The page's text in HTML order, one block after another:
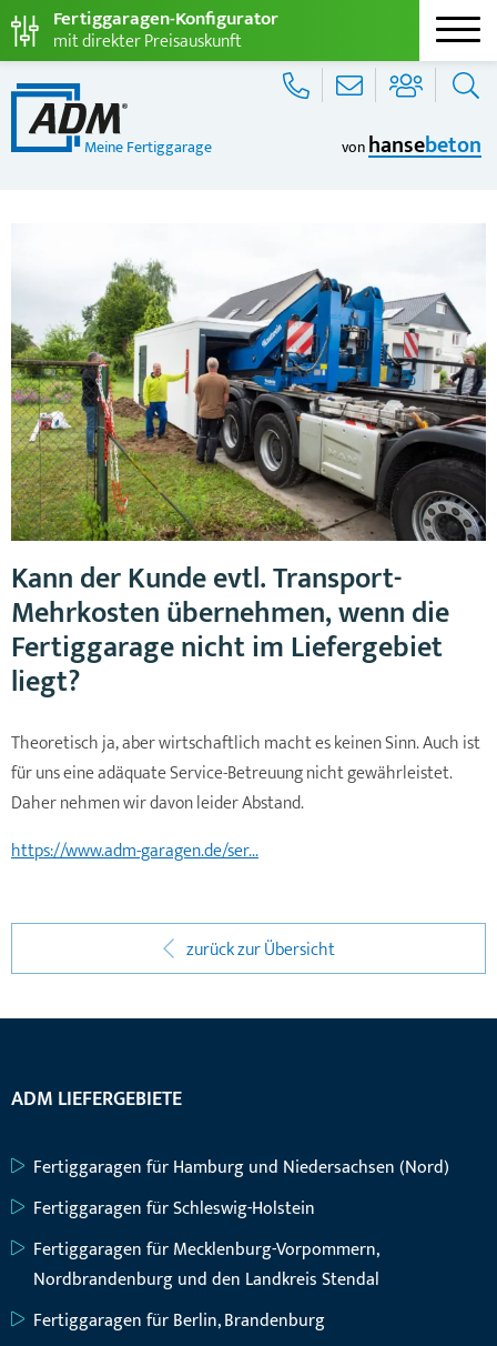
Meine Fertiggarage vonhansebeton
Fertiggaragen-Konfigurator
mit direkter Preisauskunft
Kann der Kunde evtl. Transport-
Mehrkosten übernehmen, wenn die
Fertiggarage nicht im Liefergebiet
liegt?
Theoretisch ja, aber wirtschaftlich macht es keinen Sinn. Auch ist
für uns eine adäquate Service-Betreuung nicht gewährleistet.
Daher nehmen wir davon leider Abstand.
https://www.adm-garagen.de/ser...
zurück zur Übersicht
ADM LIEFERGEBIETE
Fertiggaragen für Hamburg und Niedersachsen (Nord)
Fertiggaragen für Schleswig-Holstein
Fertiggaragen für Mecklenburg-Vorpommern,
Nordbrandenburg und den Landkreis Stendal
Fertiggaragen für Berlin, Brandenburg